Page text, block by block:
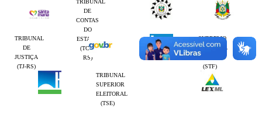
TRIBUNAL
DE
CONTAS
DO
ESTADO
(TCE-
RS)
TRIBUNAL
DE
JUSTIÇA
(TJ-RS)
SUPREMO
TRIBUNAL
FEDERAL
(STF)
TRIBUNAL
SUPERIOR
ELEITORAL
(TSE)